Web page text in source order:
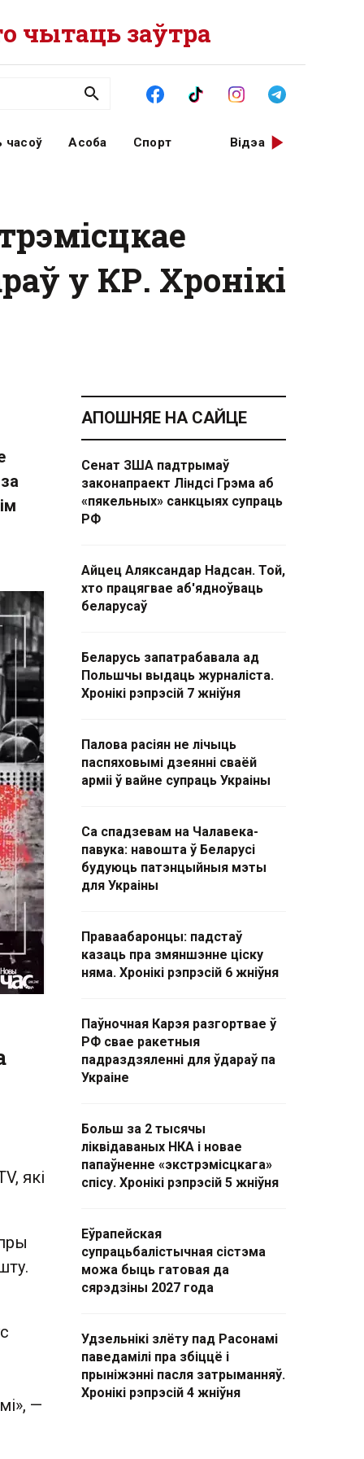
чытаць заўтра
часоў Асоба Спорт Відэа
у КР. Хронікі
які
—
АПОШНЯЕ НА САЙЦЕ
Сенат ЗША падтрымаў
законапраект Ліндсі Грэма аб
«пякельных» санкцыях супраць
РФ
Айцец Аляксандар Надсан. Той,
хто працягвае аб'ядноўваць
беларусаў
Беларусь запатрабавала ад
Польшчы выдаць журналіста.
Хронікі рэпрэсій 7 жніўня
Палова расіян не лічыць
паспяховымі дзеянні сваёй
арміі ў вайне супраць Украіны
Са спадзевам на Чалавека-
павука: навошта ў Беларусі
будуюць патэнцыйныя мэты
для Украіны
Праваабаронцы: падстаў
казаць пра змяншэнне ціску
няма. Хронікі рэпрэсій 6 жніўня
Паўночная Карэя разгортвае ў
РФ свае ракетныя
падраздзяленні для ўдараў па
Украіне
Больш за 2 тысячы
ліквідаваных НКА і новае
папаўненне «экстрэмісцкага»
спісу. Хронікі рэпрэсій 5 жніўня
Еўрапейская
супрацьбалістычная сістэма
можа быць гатовая да
сярэдзіны 2027 года
Удзельнікі злёту пад Расонамі
паведамілі пра збіццё і
прыніжэнні пасля затрыманняў.
Хронікі рэпрэсій 4 жніўня